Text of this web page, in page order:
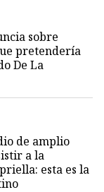
sobre
pretendería
De La
de amplio
a la
esta es la